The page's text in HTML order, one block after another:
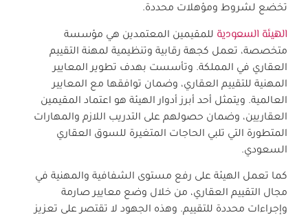
تخضع لشروط ومؤهلات محددة.
الهيئة السعودية للمقيمين المعتمدين هي مؤسسة
متخصصة، تعمل كجهة رقابية وتنظيمية لمهنة التقييم
العقاري في المملكة. وتأسست بهدف تطوير المعايير
المهنية للتقييم العقاري، وضمان توافقها مع المعايير
العالمية. ويتمثل أحد أبرز أدوار الهيئة هو اعتماد المقيمين
العقاريين، وضمان حصولهم على التدريب اللازم والمهارات
المتطورة التي تلبي الحاجات المتغيرة للسوق العقاري
السعودي.
كما تعمل الهيئة على رفع مستوى الشفافية والمهنية في
مجال التقييم العقاري، من خلال وضع معايير صارمة
وإجراءات محددة للتقييم. وهذه الجهود لا تقتصر على تعزيز